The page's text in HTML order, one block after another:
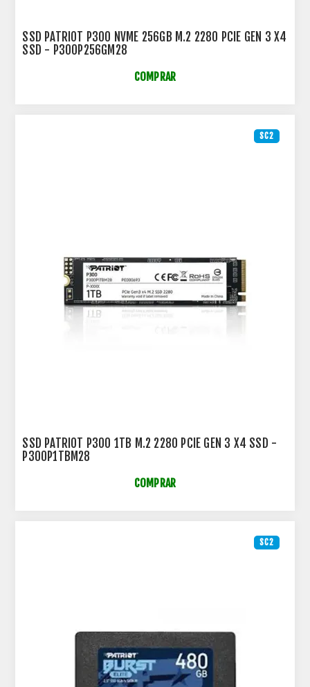
SSD PATRIOT P300 NVME 256GB M.2 2280 PCIE GEN 3 X4
SSD - P300P256GM28
COMPRAR
SC2
SSD PATRIOT P300 1TB M.2 2280 PCIE GEN 3 X4 SSD -
P300P1TBM28
COMPRAR
SC2